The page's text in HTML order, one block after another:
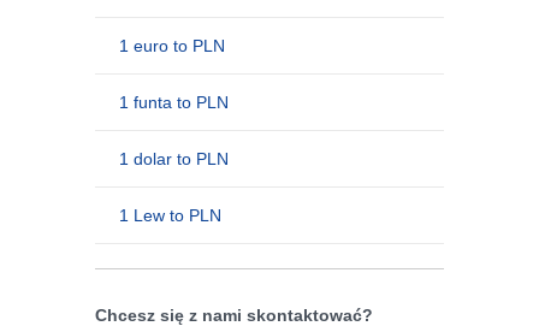
1 euro to PLN
1 funta to PLN
1 dolar to PLN
1 Lew to PLN
Chcesz się z nami skontaktować?